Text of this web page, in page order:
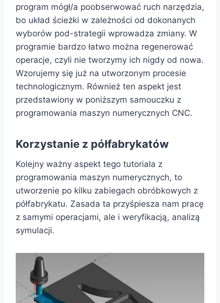
program mógł/a poobserwować ruch narzędzia,
bo układ ścieżki w zależności od dokonanych
wyborów pod-strategii wprowadza zmiany. W
programie bardzo łatwo można regenerować
operacje, czyli nie tworzymy ich nigdy od nowa.
Wzorujemy się już na utworzonym procesie
technologicznym. Również ten aspekt jest
przedstawiony w poniższym samouczku z
programowania maszyn numerycznych CNC.
Korzystanie z półfabrykatów
Kolejny ważny aspekt tego tutoriala z
programowania maszyn numerycznych, to
utworzenie po kilku zabiegach obróbkowych z
półfabrykatu. Zasada ta przyśpiesza nam pracę
z samymi operacjami, ale i weryfikacją, analizą
symulacji.